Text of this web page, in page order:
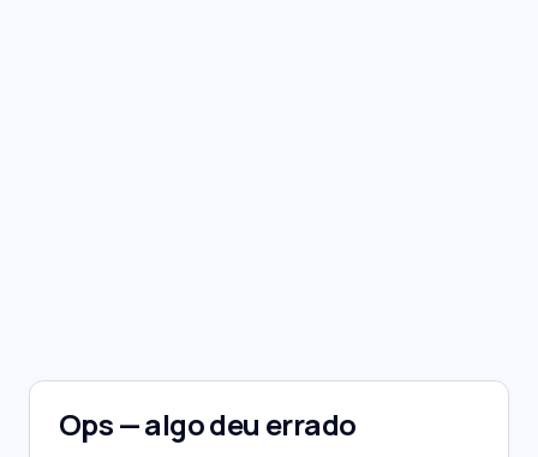
Ops — algo deu errado